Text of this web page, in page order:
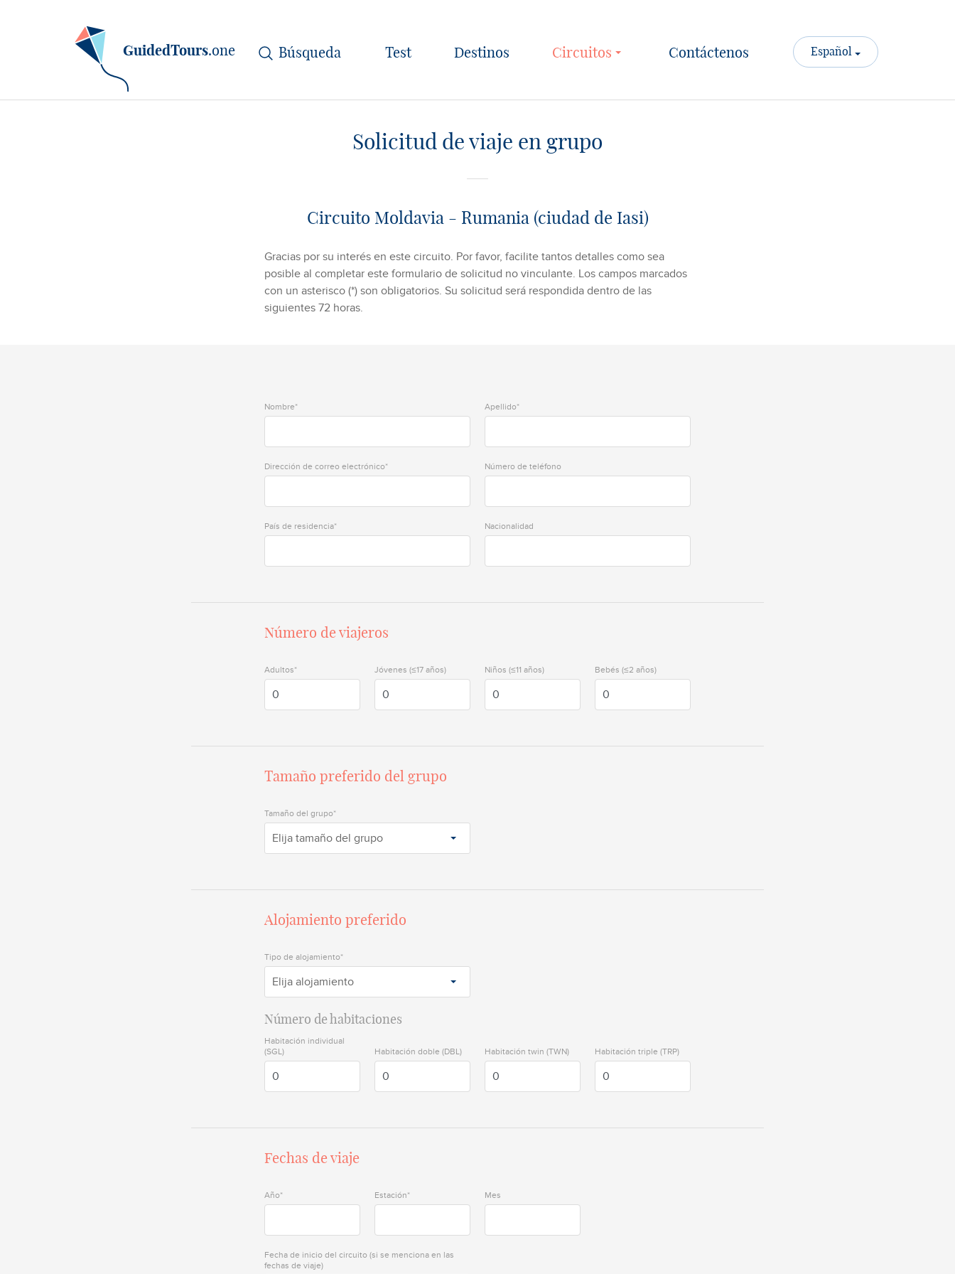
GuidedTours.one Test Destinos Circuitos Contáctenos Español
Solicitud de viaje en grupo
Circuito Moldavia - Rumania (ciudad de Iasi)
Gracias por su interés en este circuito. Por favor, facilite tantos detalles como sea
posible al completar este formulario de solicitud no vinculante. Los campos marcados
con un asterisco (*) son obligatorios. Su solicitud será respondida dentro de las
siguientes 72 horas.
Nombre* Apellido*
Dirección de correo electrónico* Número de teléfono
País de residencia* Nacionalidad
Número de viajeros
Adultos* Jóvenes (≤17 años) Niños (≤11 años) Bebés (≤2 años)
Tamaño preferido del grupo
Tamaño del grupo*
Elija tamaño del grupo
Alojamiento preferido
Tipo de alojamiento*
Elija alojamiento
Número de habitaciones
Habitación individual
(SGL)
Habitación doble (DBL) Habitación twin (TWN) Habitación triple (TRP)
Fechas de viaje
Año* Estación* Mes
Fecha de inicio del circuito (si se menciona en las
fechas de viaje)